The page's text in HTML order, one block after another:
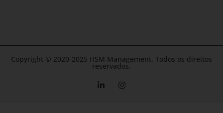
Copyright © 2020-2025 HSM Management. Todos os direitos
reservados.